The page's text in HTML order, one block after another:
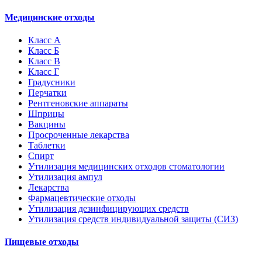
Медицинские отходы
Класс А
Класс Б
Класс В
Класс Г
Градусники
Перчатки
Рентгеновские аппараты
Шприцы
Вакцины
Просроченные лекарства
Таблетки
Спирт
Утилизация медицинских отходов стоматологии
Утилизация ампул
Лекарства
Фармацевтические отходы
Утилизация дезинфицирующих средств
Утилизация средств индивидуальной защиты (СИЗ)
Пищевые отходы